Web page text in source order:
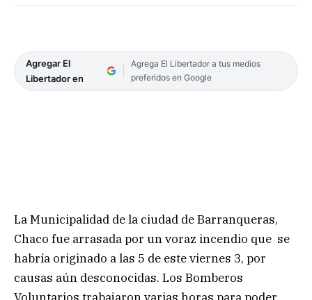
Agregar El
Libertador en
Agrega El Libertador a tus medios
preferidos en Google
La Municipalidad de la ciudad de Barranqueras,
Chaco fue arrasada por un voraz incendio que se
habría originado a las 5 de este viernes 3, por
causas aún desconocidas. Los Bomberos